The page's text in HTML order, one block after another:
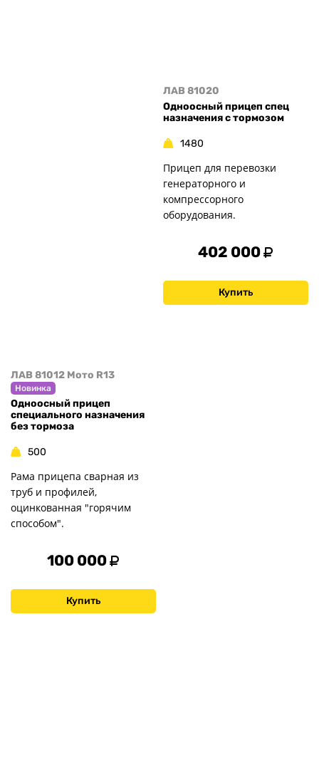
ЛАВ 81012 Мото R13
Новинка
Одноосный прицеп
специального назначения
без тормоза
500
Рама прицепа сварная из
труб и профилей,
оцинкованная "горячим
способом".
100 000
Купить
ЛАВ 81020
Одноосный прицеп спец
назначения с тормозом
1480
Прицеп для перевозки
генераторного и
компрессорного
оборудования.
402 000
Купить